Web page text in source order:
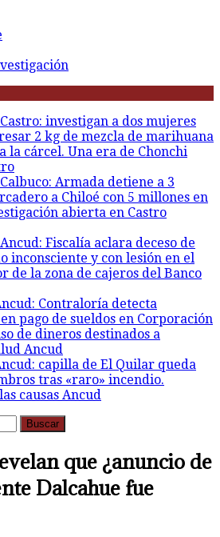
Castro: investigan a dos mujeres
2 kg de mezcla de marihuana
la cárcel. Una era de Chonchi
Calbuco: Armada detiene a 3
a Chiloé con 5 millones en
abierta en Castro
Ancud: Fiscalía aclara deceso de
inconsciente y con lesión en el
de la zona de cajeros del Banco
Contraloría detecta
pago de sueldos en Corporación
de dineros destinados a
Ancud
capilla de El Quilar queda
tras «raro» incendio.
causas Ancud
que ¿anuncio de
Dalcahue fue